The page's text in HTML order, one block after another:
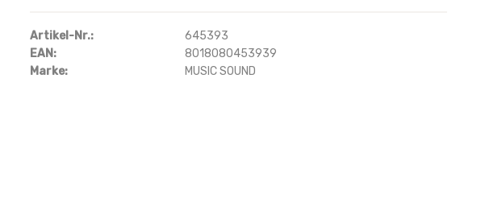
Artikel-Nr.:
645393
EAN:
8018080453939
Marke:
MUSIC SOUND